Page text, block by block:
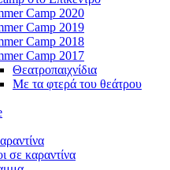
Camp 2020
Camp 2019
Camp 2018
Camp 2017
Θεατροπαιχνίδια
Με τα φτερά του θεάτρου
σε καραντίνα